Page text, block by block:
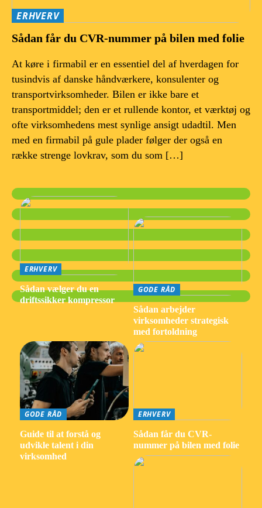
ERHVERV
Sådan får du CVR-nummer på bilen med folie
At køre i firmabil er en essentiel del af hverdagen for
tusindvis af danske håndværkere, konsulenter og
transportvirksomheder. Bilen er ikke bare et
transportmiddel; den er et rullende kontor, et værktøj og
ofte virksomhedens mest synlige ansigt udadtil. Men
med en firmabil på gule plader følger der også en
række strenge lovkrav, som du som […]
ERHVERV
Sådan vælger du en
driftssikker kompressor
GODE RÅD
Sådan arbejder
virksomheder strategisk
med fortoldning
GODE RÅD
Guide til at forstå og
udvikle talent i din
virksomhed
ERHVERV
Sådan får du CVR-
nummer på bilen med folie